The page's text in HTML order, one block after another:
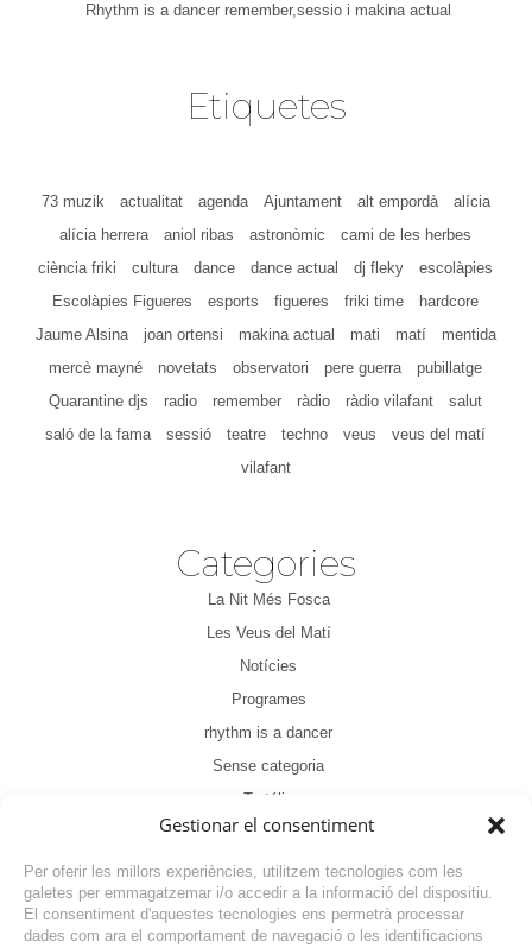
Gestionar el consentiment
Per oferir les millors experiències, utilitzem tecnologies com les
galetes per emmagatzemar i/o accedir a la informació del dispositiu.
El consentiment d'aquestes tecnologies ens permetrà processar
dades com ara el comportament de navegació o les identificacions
Rhythm is a dancer remember,sessio i makina actual
Etiquetes
73 muzik actualitat agenda Ajuntament alt empordà
alícia
alícia herrera
aniol ribas astronòmic
cami de les herbes
ciència friki
cultura dance dance actual dj fleky
escolàpies
Escolàpies Figueres
esports figueres friki time
hardcore
Jaume Alsina
joan ortensi makina actual mati matí
mentida
mercè mayné
novetats observatori pere guerra
pubillatge
Quarantine djs
radio remember ràdio ràdio vilafant
salut
saló de la fama
sessió teatre techno veus
veus del matí
vilafant
Categories
La Nit Més Fosca
Les Veus del Matí
Notícies
Programes
rhythm is a dancer
Sense categoria
Tertúlia